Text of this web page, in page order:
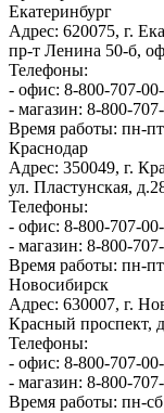
Екатеринбург
Адрес: 620075, г.
пр-т Ленина 50-б,
Телефоны:
- офис: 8-800-707-
- магазин: 8-800-
Время работы: пн-
Краснодар
Адрес: 350049, г.
ул. Пластунская,
Телефоны:
- офис: 8-800-707-
- магазин: 8-800-
Время работы: пн-
Новосибирск
Адрес: 630007, г.
Красный проспект,
Телефоны:
- офис: 8-800-707-
- магазин: 8-800-
Время работы: пн-